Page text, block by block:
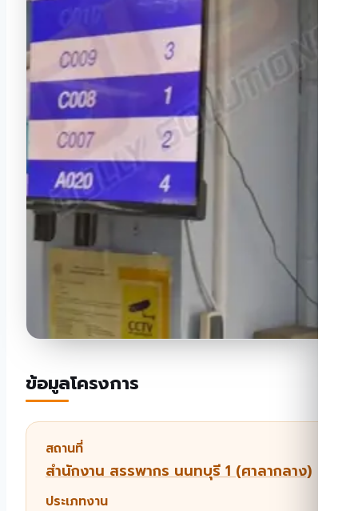
ข้อมูลโครงการ
สถานที่
สำนักงาน สรรพากร นนทบุรี 1 (ศาลากลาง)
ประเภทงาน